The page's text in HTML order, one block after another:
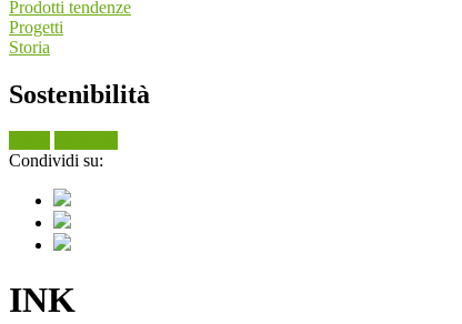
Prodotti tendenze
Progetti
Storia
Sostenibilità
Condividi su:
INK